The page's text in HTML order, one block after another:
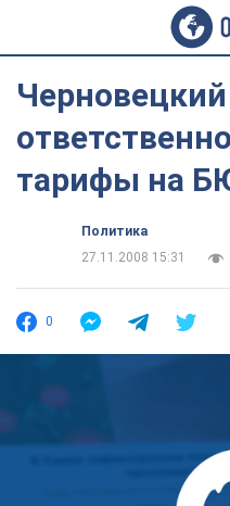
тарифы на
Политика
27.11.2008 15:31
0